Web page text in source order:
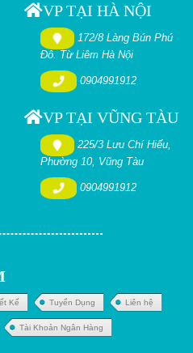
VP TẠI HÀ NỘI
172/8 Làng Bún Phú
Đô. Từ Liêm Hà Nội
0904991912
VP TẠI VŨNG TÀU
225/3 Lưu Chí Hiếu,
Phường 10, Vũng Tàu
0904991912
Kế Tuyển Dụng Liên hệ
Tài Khoản Ngân Hàng